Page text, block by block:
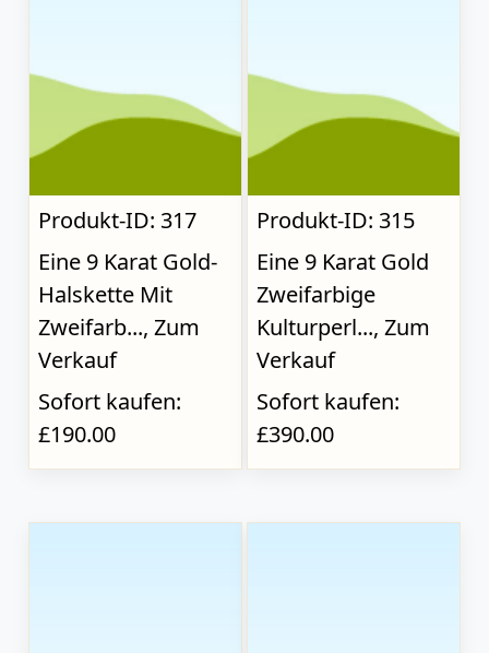
Produkt-ID: 317
Eine 9 Karat Gold-
Halskette Mit
Zweifarb..., Zum
Verkauf
Sofort kaufen:
£190.00
Produkt-ID: 315
Eine 9 Karat Gold
Zweifarbige
Kulturperl..., Zum
Verkauf
Sofort kaufen:
£390.00